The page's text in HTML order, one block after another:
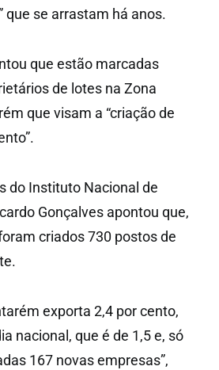
que se arrastam há anos.
que estão marcadas
de lotes na Zona
que visam a “criação de
do Instituto Nacional de
Gonçalves apontou que,
criados 730 postos de
exporta 2,4 por cento,
nacional, que é de 1,5 e, só
167 novas empresas”,